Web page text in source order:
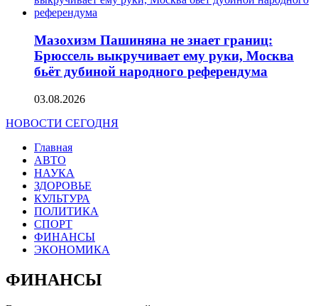
Мазохизм Пашиняна не знает границ:
Брюссель выкручивает ему руки, Москва
бьёт дубиной народного референдума
03.08.2026
НОВОСТИ СЕГОДНЯ
Главная
АВТО
НАУКА
ЗДОРОВЬЕ
КУЛЬТУРА
ПОЛИТИКА
СПОРТ
ФИНАНСЫ
ЭКОНОМИКА
ФИНАНСЫ